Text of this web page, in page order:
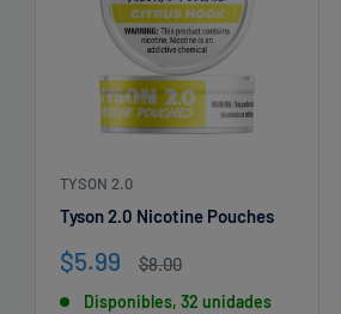
TYSON 2.0
Tyson 2.0 Nicotine Pouches
Precio
$5.99
Precio
$8.00
Disponibles, 32 unidades